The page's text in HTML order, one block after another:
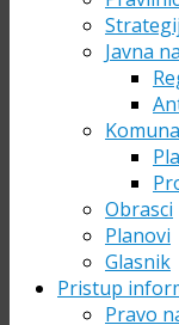
Javna
Obrasci
Planovi
Glasnik
Pristup
Pravo